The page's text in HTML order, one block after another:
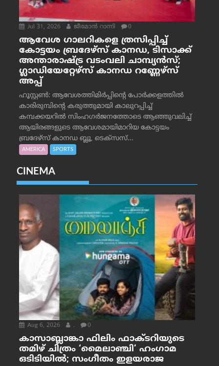
Jul 31, 2026 ജീമോന്‍ റാന്നി 0
ആവേശ ഗാലറികളെ ത്രസിപ്പിച്ച്
കോട്ടയം ബ്രദേഴ്‌സ് കാനഡ, ടിസാക്ക്
അന്താരാഷ്ട്ര വടംവലി ചാമ്പ്യന്‍സ്;
ഗ്ലാഡിയേറ്റേഴ്‌സ് കാനഡ റണ്ണേഴ്‌സ്
അപ്പ്
ഹൂസ്റ്റണ്‍: ആവേശത്തിമിര്‍പ്പിന്റെ പോര്‍ക്കളത്തില്‍
കാരിരുമ്പിന്റെ കരുത്തുമായി കാലുറപ്പിച്ച്
കമ്പക്കയറില്‍ സിംഹഗര്‍ജനത്തോടെ ആഞ്ഞുവലിച്ച്
ആയിരങ്ങളുടെ ആവേശമായിമാറിയ കോട്ടയം
ബ്രദേഴ്‌സ് കാനഡ ബ്ലൂ, ടെക്‌സസ്...
AMERICA SPORTS
CINEMA
Aug 6, 2026 . 0
കാസാബ്ലാങ്കാ ഫിലിം ഫാക്ടറിയുടെ
തമിഴ് ചിത്രം ‘മൈലാഞ്ചി’ ഹംഗാമ
ഒടിടിയിൽ; സംഗീതം ഇളയരാജ